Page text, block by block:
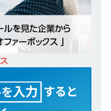
担う ｜ 平均年収809万 ｜ 年間休日
祝完全休み ｜ スタンダード上場 ｜
プライズ
体育会積極採用企業
14日 ]
｜ 投資用住宅販売をリードする企
賃貸アパート・マンションの管理を